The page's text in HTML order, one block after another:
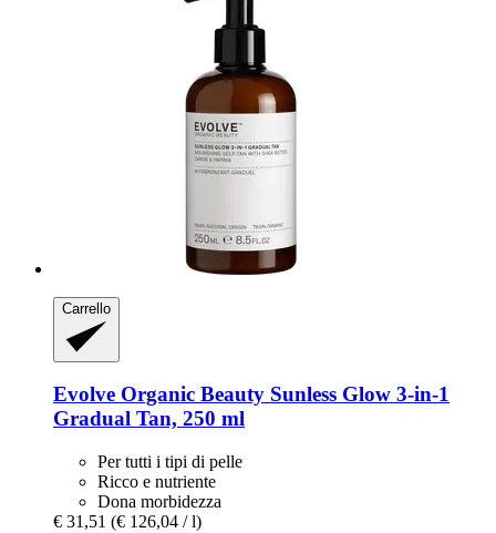
Carrello
Evolve Organic Beauty Sunless Glow 3-​in-​1
Gradual Tan, 250 ml
Per tutti i tipi di pelle
Ricco e nutriente
Dona morbidezza
€ 31,51 (€ 126,04 / l)